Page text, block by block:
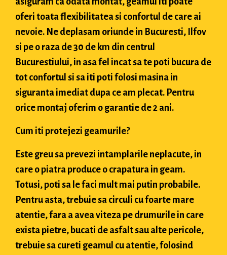
oferi toata flexibilitatea si confortul de care ai
nevoie. Ne deplasam oriunde in Bucuresti, Ilfov
si pe o raza de 30 de km din centrul
Bucurestiului, in asa fel incat sa te poti bucura de
tot confortul si sa iti poti folosi masina in
siguranta imediat dupa ce am plecat. Pentru
orice montaj oferim o garantie de 2 ani.
Cum iti protejezi geamurile?
Este greu sa prevezi intamplarile neplacute, in
care o piatra produce o crapatura in geam.
Totusi, poti sa le faci mult mai putin probabile.
Pentru asta, trebuie sa circuli cu foarte mare
atentie, fara a avea viteza pe drumurile in care
exista pietre, bucati de asfalt sau alte pericole,
trebuie sa cureti geamul cu atentie, folosind